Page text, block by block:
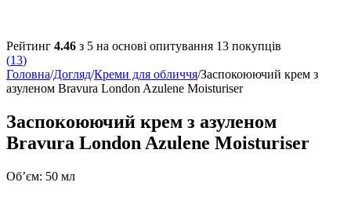
Рейтинг 4.46 з 5 на основі опитування 13 покупців
(13)
Головна/Догляд/Креми для обличчя/Заспокоюючий крем з
азуленом Bravura London Azulene Moisturiser
Заспокоюючий крем з азуленом
Bravura London Azulene Moisturiser
Об’єм: 50 мл